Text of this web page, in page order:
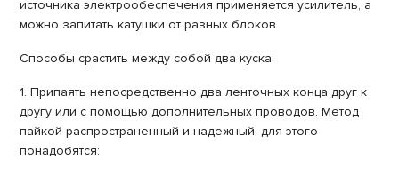
источника электрообеспечения применяется усилитель, а
можно запитать катушки от разных блоков.
Способы срастить между собой два куска:
1. Припаять непосредственно два ленточных конца друг к
другу или с помощью дополнительных проводов. Метод
пайкой распространенный и надежный, для этого
понадобятся: